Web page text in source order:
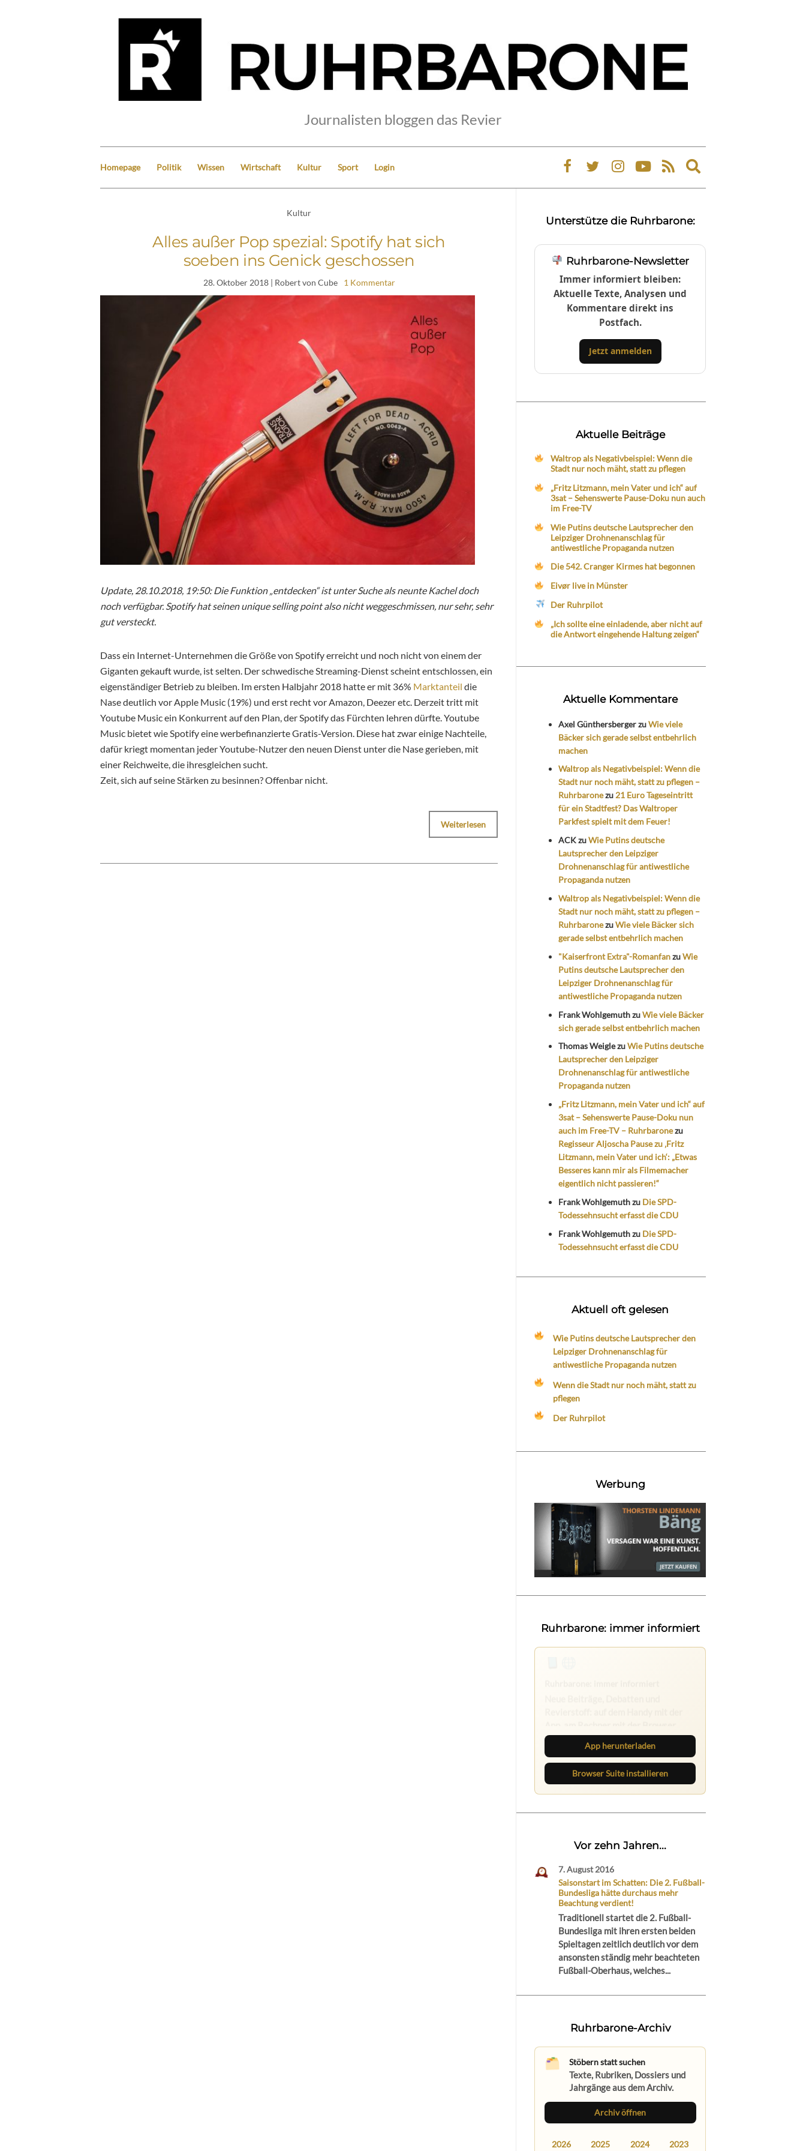
Journalisten bloggen das Revier
Homepage Politik Wissen Wirtschaft Kultur Sport Login
Expand
search
Kultur
Alles außer Pop spezial: Spotify hat sich
soeben ins Genick geschossen
28. Oktober 2018| Robert von Cube 1 Kommentar
Update, 28.10.2018, 19:50: Die Funktion „entdecken“ ist unter Suche als neunte Kachel doch
noch verfügbar. Spotify hat seinen unique selling point also nicht weggeschmissen, nur sehr, sehr
gut versteckt.
Dass ein Internet-Unternehmen die Größe von Spotify erreicht und noch nicht von einem der
Giganten gekauft wurde, ist selten. Der schwedische Streaming-Dienst scheint entschlossen, ein
eigenständiger Betrieb zu bleiben. Im ersten Halbjahr 2018 hatte er mit 36% Marktanteil die
Nase deutlich vor Apple Music (19%) und erst recht vor Amazon, Deezer etc. Derzeit tritt mit
Youtube Music ein Konkurrent auf den Plan, der Spotify das Fürchten lehren dürfte. Youtube
Music bietet wie Spotify eine werbefinanzierte Gratis-Version. Diese hat zwar einige Nachteile,
dafür kriegt momentan jeder Youtube-Nutzer den neuen Dienst unter die Nase gerieben, mit
einer Reichweite, die ihresgleichen sucht.
Zeit, sich auf seine Stärken zu besinnen? Offenbar nicht.
Weiterlesen
Unterstütze die Ruhrbarone:
Ruhrbarone-Newsletter
Immer informiert bleiben:
Aktuelle Texte, Analysen und
Kommentare direkt ins
Postfach.
Jetzt anmelden
Aktuelle Beiträge
Waltrop als Negativbeispiel: Wenn die
Stadt nur noch mäht, statt zu pflegen
„Fritz Litzmann, mein Vater und ich“ auf
3sat – Sehenswerte Pause-Doku nun auch
im Free-TV
Wie Putins deutsche Lautsprecher den
Leipziger Drohnenanschlag für
antiwestliche Propaganda nutzen
Die 542. Cranger Kirmes hat begonnen
Eivør live in Münster
Der Ruhrpilot
„Ich sollte eine einladende, aber nicht auf
die Antwort eingehende Haltung zeigen“
Aktuelle Kommentare
Axel GünthersbergerzuWie viele
Bäcker sich gerade selbst entbehrlich
machen
Waltrop als Negativbeispiel: Wenn die
Stadt nur noch mäht, statt zu pflegen –
Ruhrbaronezu 21 Euro Tageseintritt
für ein Stadtfest? Das Waltroper
Parkfest spielt mit dem Feuer!
ACKzuWie Putins deutsche
Lautsprecher den Leipziger
Drohnenanschlag für antiwestliche
Propaganda nutzen
Waltrop als Negativbeispiel: Wenn die
Stadt nur noch mäht, statt zu pflegen –
RuhrbaronezuWie viele Bäcker sich
gerade selbst entbehrlich machen
"Kaiserfront Extra"-RomanfanzuWie
Putins deutsche Lautsprecher den
Leipziger Drohnenanschlag für
antiwestliche Propaganda nutzen
Frank WohlgemuthzuWie viele Bäcker
sich gerade selbst entbehrlich machen
Thomas WeiglezuWie Putins deutsche
Lautsprecher den Leipziger
Drohnenanschlag für antiwestliche
Propaganda nutzen
„Fritz Litzmann, mein Vater und ich“ auf
3sat – Sehenswerte Pause-Doku nun
auch im Free-TV – Ruhrbaronezu
Regisseur Aljoscha Pause zu ‚Fritz
Litzmann, mein Vater und ich‘: „Etwas
Besseres kann mir als Filmemacher
eigentlich nicht passieren!“
Frank Wohlgemuthzu Die SPD-
Todessehnsucht erfasst die CDU
Frank Wohlgemuthzu Die SPD-
Todessehnsucht erfasst die CDU
Aktuell oft gelesen
Wie Putins deutsche Lautsprecher den
Leipziger Drohnenanschlag für
antiwestliche Propaganda nutzen
Wenn die Stadt nur noch mäht, statt zu
pflegen
Der Ruhrpilot
Werbung
Ruhrbarone: immer informiert
direkt im Browser im Blick.
App herunterladen
Browser Suite installieren
Vor zehn Jahren...
7. August 2016
Saisonstart im Schatten: Die 2. Fußball-
Bundesliga hätte durchaus mehr
Beachtung verdient!
Traditionell startet die 2. Fußball-
Bundesliga mit ihren ersten beiden
Spieltagen zeitlich deutlich vor dem
ansonsten ständig mehr beachteten
Fußball-Oberhaus, welches...
Ruhrbarone-Archiv
Stöbern statt suchen
Texte, Rubriken, Dossiers und
Jahrgänge aus dem Archiv.
Archiv öffnen
2026 2025 2024 2023